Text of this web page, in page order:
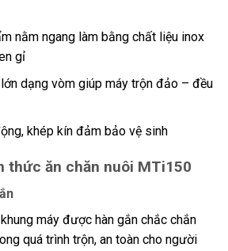
nằm ngang làm bằng chất liệu inox
gỉ
dạng vòm giúp máy trộn đảo – đều
khép kín đảm bảo vệ sinh
thức ăn chăn nuôi MTi150
máy được hàn gắn chắc chắn
quá trình trộn, an toàn cho người